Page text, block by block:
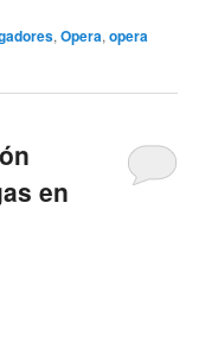
,Opera,opera
en